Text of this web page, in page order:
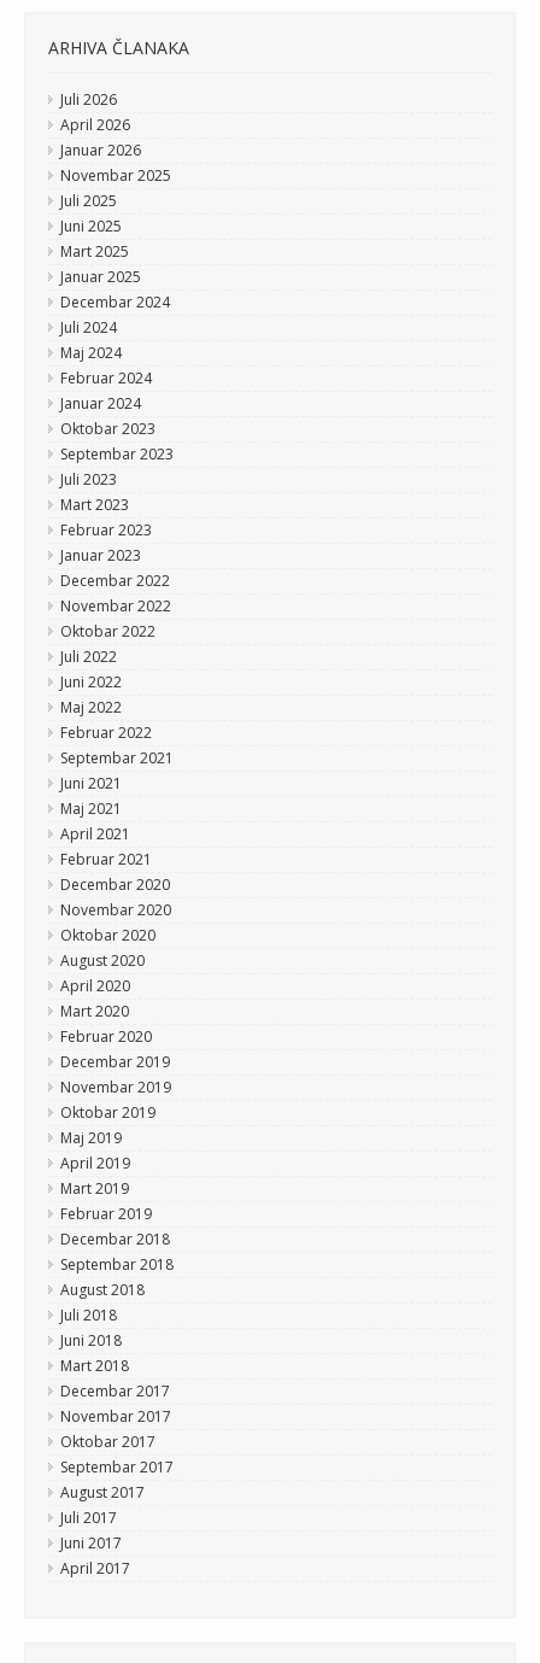
ARHIVA ČLANAKA
Juli 2026
April 2026
Januar 2026
Novembar 2025
Juli 2025
Juni 2025
Mart 2025
Januar 2025
Decembar 2024
Juli 2024
Maj 2024
Februar 2024
Januar 2024
Oktobar 2023
Septembar 2023
Juli 2023
Mart 2023
Februar 2023
Januar 2023
Decembar 2022
Novembar 2022
Oktobar 2022
Juli 2022
Juni 2022
Maj 2022
Februar 2022
Septembar 2021
Juni 2021
Maj 2021
April 2021
Februar 2021
Decembar 2020
Novembar 2020
Oktobar 2020
August 2020
April 2020
Mart 2020
Februar 2020
Decembar 2019
Novembar 2019
Oktobar 2019
Maj 2019
April 2019
Mart 2019
Februar 2019
Decembar 2018
Septembar 2018
August 2018
Juli 2018
Juni 2018
Mart 2018
Decembar 2017
Novembar 2017
Oktobar 2017
Septembar 2017
August 2017
Juli 2017
Juni 2017
April 2017